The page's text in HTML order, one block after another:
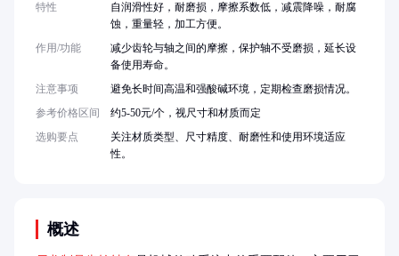
概述
特性
自润滑性好，耐磨损，摩擦系数低，减震降噪，耐腐
蚀，重量轻，加工方便。
作用/功能
减少齿轮与轴之间的摩擦，保护轴不受磨损，延长设
备使用寿命。
注意事项
避免长时间高温和强酸碱环境，定期检查磨损情况。
参考价格区间
约5-50元/个，视尺寸和材质而定
选购要点
关注材质类型、尺寸精度、耐磨性和使用环境适应
性。